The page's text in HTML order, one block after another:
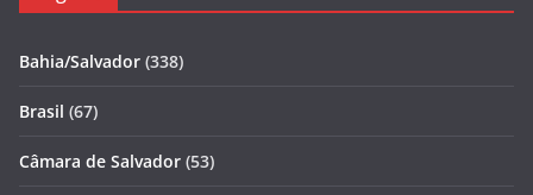
Bahia/Salvador (338)
Brasil (67)
Câmara de Salvador (53)